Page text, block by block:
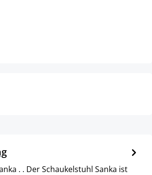
. . Der Schaukelstuhl Sanka ist